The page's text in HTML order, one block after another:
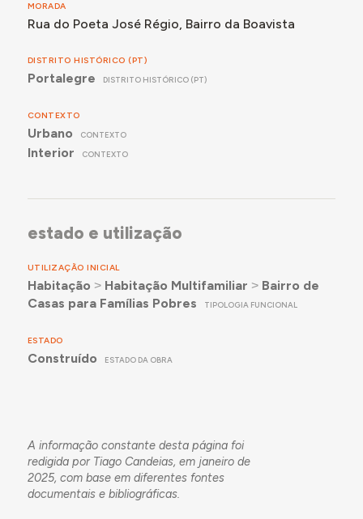
MORADA
Rua do Poeta José Régio, Bairro da Boavista
DISTRITO HISTÓRICO (PT)
Portalegre DISTRITO HISTÓRICO (PT)
CONTEXTO
Urbano CONTEXTO
Interior CONTEXTO
estado e utilização
UTILIZAÇÃO INICIAL
Habitação ˃ Habitação Multifamiliar ˃ Bairro de
Casas para Famílias Pobres
TIPOLOGIA FUNCIONAL
ESTADO
Construído ESTADO DA OBRA
A informação constante desta página foi
redigida por Tiago Candeias, em janeiro de
2025, com base em diferentes fontes
documentais e bibliográficas.